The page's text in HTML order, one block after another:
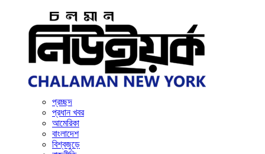
প্রচ্ছদ
প্রধান খবর
আমেরিকা
বাংলাদেশ
বিশ্বজুড়ে